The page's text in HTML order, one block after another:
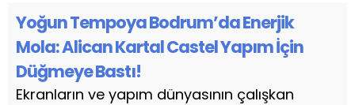
Yoğun Tempoya Bodrum’da Enerjik
Mola: Alican Kartal Castel Yapım İçin
Düğmeye Bastı!
Ekranların ve yapım dünyasının çalışkan